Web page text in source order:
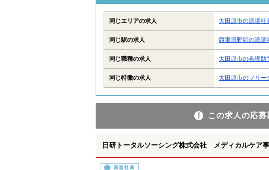
同じエリアの求人 大田原市の派遣社
同じ駅の求人 西那須野駅の派遣
同じ職種の求人 大田原市の看護助
同じ特徴の求人 大田原市のフリー
この求人の応募
日研トータルソーシング株式会社 メディカルケア